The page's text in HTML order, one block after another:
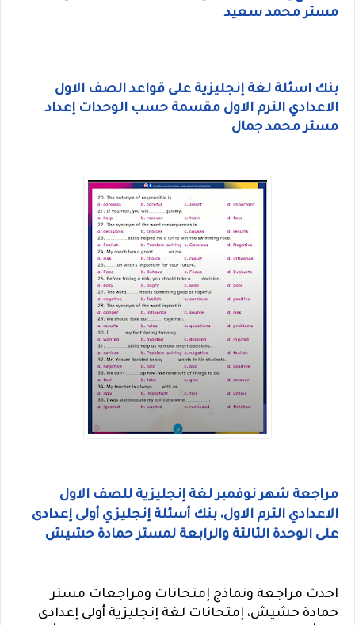
مستر محمد سعيد
بنك اسئلة لغة إنجليزية على قواعد الصف الاول
الاعدادي الترم الاول مقسمة حسب الوحدات إعداد
مستر محمد جمال
مراجعة شهر نوفمبر لغة إنجليزية للصف الاول
الاعدادي الترم الاول، بنك أسئلة إنجليزي أولى إعدادى
على الوحدة الثالثة والرابعة لمستر حمادة حشيش
احدث مراجعة ونماذج إمتحانات ومراجعات مستر
حمادة حشيش، إمتحانات لغة إنجليزية أولى إعدادى